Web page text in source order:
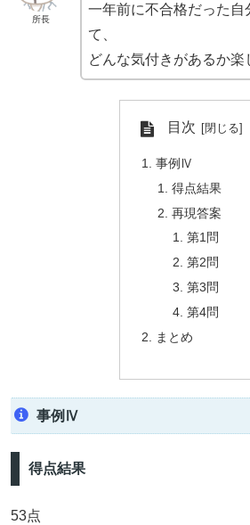
所長
一年前に不合格だった自
て、
どんな気付きがあるか楽
目次
事例Ⅳ
得点結果
再現答案
第1問
第2問
第3問
第4問
まとめ
事例Ⅳ
得点結果
53点